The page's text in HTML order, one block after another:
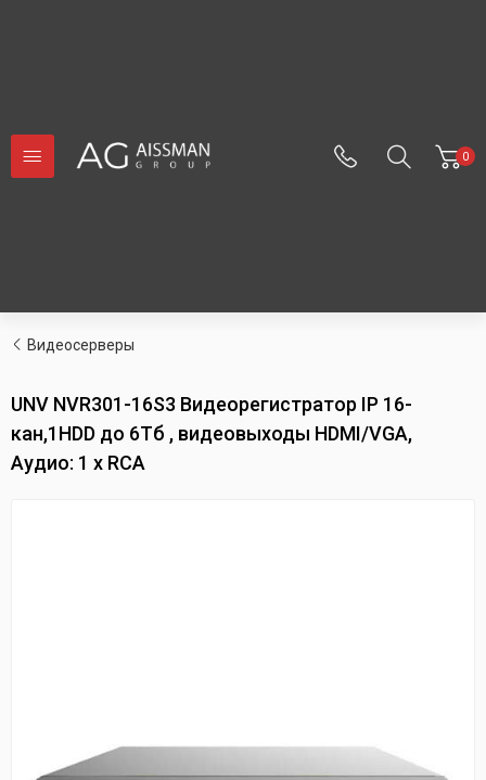
0
Видеосерверы
UNV NVR301-16S3 Видеорегистратор IP 16-
кан,1HDD до 6Тб , видеовыходы HDMI/VGA,
Аудио: 1 x RCA